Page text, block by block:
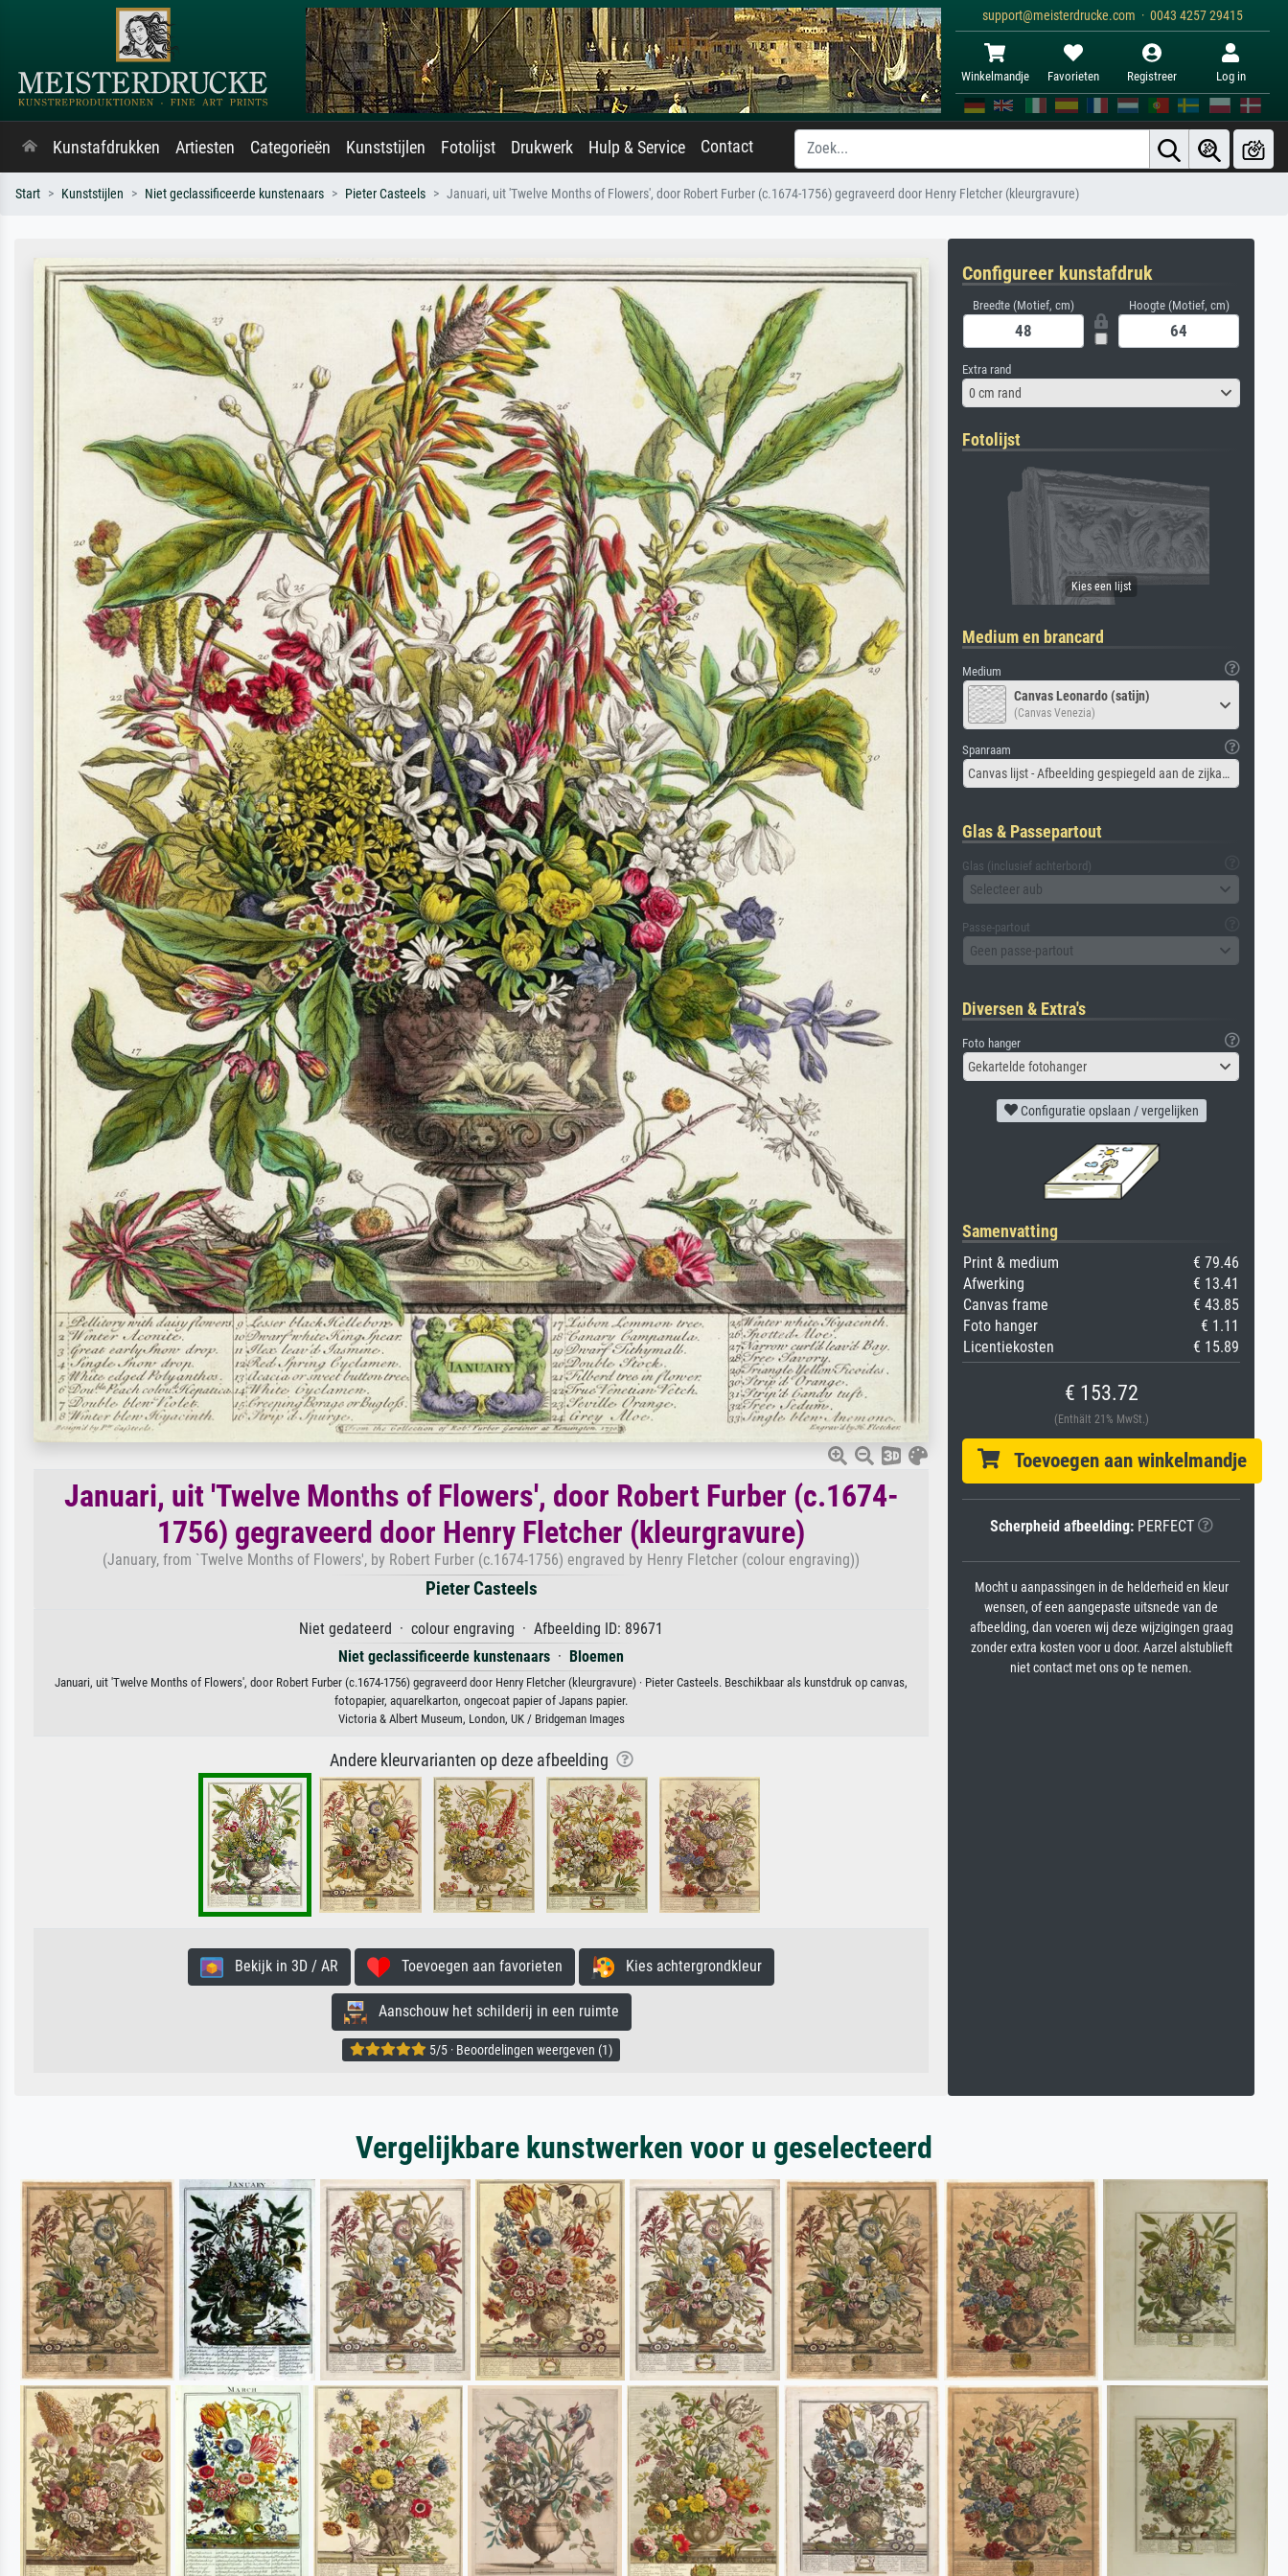
support@meisterdrucke.com · 0043 4257 29415
Winkelmandje Favorieten Registreer Log in
Kunstafdrukken Artiesten Categorieën Kunststijlen Fotolijst Drukwerk Hulp & Service Contact
Start Kunststijlen Niet geclassificeerde kunstenaars Pieter Casteels Januari, uit 'Twelve Months of Flowers', door Robert Furber (c.1674-1756) gegraveerd door Henry Fletcher (kleurgravure)
Januari, uit 'Twelve Months of Flowers', door Robert Furber (c.1674-
1756) gegraveerd door Henry Fletcher (kleurgravure)
(January, from `Twelve Months of Flowers', by Robert Furber (c.1674-1756) engraved by Henry Fletcher (colour engraving))
Pieter Casteels
Niet gedateerd · colour engraving · Afbeelding ID: 89671
Niet geclassificeerde kunstenaars · Bloemen
Januari, uit 'Twelve Months of Flowers', door Robert Furber (c.1674-1756) gegraveerd door Henry Fletcher (kleurgravure) · Pieter Casteels. Beschikbaar als kunstdruk op canvas,
fotopapier, aquarelkarton, ongecoat papier of Japans papier.
Victoria & Albert Museum, London, UK / Bridgeman Images
Andere kleurvarianten op deze afbeelding
Bekijk in 3D / AR Toevoegen aan favorieten Kies achtergrondkleur
Aanschouw het schilderij in een ruimte
5/5 · Beoordelingen weergeven (1)
Configureer kunstafdruk
Breedte (Motief, cm) Hoogte (Motief, cm)
Extra rand
0 cm rand
Fotolijst
Medium en brancard
Medium
Canvas Leonardo (satijn)
(Canvas Venezia)
Spanraam
Canvas lijst - Afbeelding gespiegeld aan de zijkant
Glas & Passepartout
Glas (inclusief achterbord)
Selecteer aub
Passe-partout
Geen passe-partout
Diversen & Extra's
Foto hanger
Gekartelde fotohanger
Configuratie opslaan / vergelijken
Samenvatting
Print & medium
€ 79.46
Afwerking
€ 13.41
Canvas frame
€ 43.85
Foto hanger
€ 1.11
Licentiekosten
€ 15.89
€ 153.72
(Enthält 21% MwSt.)
Toevoegen aan winkelmandje
Scherpheid afbeelding:PERFECT
Mocht u aanpassingen in de helderheid en kleur
wensen, of een aangepaste uitsnede van de
afbeelding, dan voeren wij deze wijzigingen graag
zonder extra kosten voor u door. Aarzel alstublieft
niet contact met ons op te nemen.
Vergelijkbare kunstwerken voor u geselecteerd